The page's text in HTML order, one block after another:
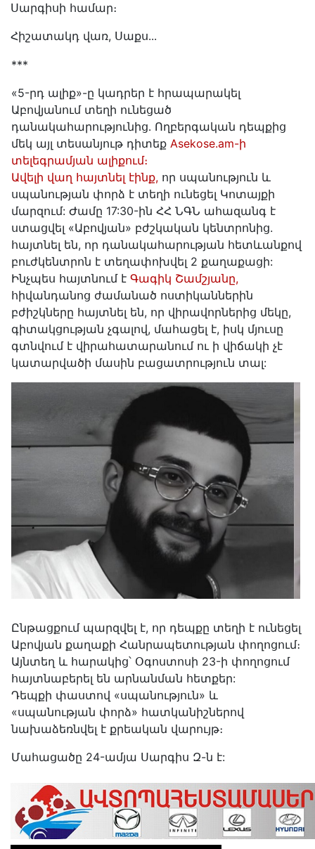
Սարգիսի համար։
Հիշատակդ վառ, Սաքս․․․
***
«5-րդ ալիք»-ը կադրեր է հրապարակել
Աբովյանում տեղի ունեցած
դանակահարությունից․ Ողբերգական դեպքից
մեկ այլ տեսանյութ դիտեք Asekose.am-ի
տելեգրամյան ալիքում։
Ավելի վաղ հայտնել էինք, որ սպանություն և
սպանության փորձ է տեղի ունեցել Կոտայքի
մարզում: Ժամը 17:30-ին ՀՀ ՆԳՆ ահազանգ է
ստացվել «Աբովյան» բժշկական կենտրոնից.
հայտնել են, որ դանակահարության հետևանքով
բուժկենտրոն է տեղափոխվել 2 քաղաքացի:
Ինչպես հայտնում է Գագիկ Շամշյանը,
հիվանդանոց ժամանած ոստիկաններին
բժիշկները հայտնել են, որ վիրավորներից մեկը,
գիտակցության չգալով, մահացել է, իսկ մյուսը
գտնվում է վիրահատարանում ու ի վիճակի չէ
կատարվածի մասին բացատրություն տալ:
Ընթացքում պարզվել է, որ դեպքը տեղի է ունեցել
Աբովյան քաղաքի Հանրապետության փողոցում։
Այնտեղ և հարակից՝ Օգոստոսի 23-ի փողոցում
հայտնաբերել են արնանման հետքեր:
Դեպքի փաստով «սպանություն» և
«սպանության փորձ» հատկանիշներով
նախաձեռնվել է քրեական վարույթ։
Մահացածը 24-ամյա Սարգիս Զ-ն է: